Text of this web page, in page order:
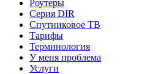
Роутеры
Серия DIR
Спутниковое ТВ
Тарифы
Терминология
У меня проблема
Услуги